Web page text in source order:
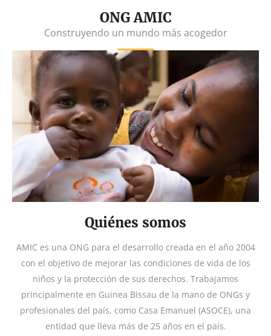
ONG AMIC
Construyendo un mundo más acogedor
Quiénes somos
AMIC es una ONG para el desarrollo creada en el año 2004
con el objetivo de mejorar las condiciones de vida de los
niños y la protección de sus derechos. Trabajamos
principalmente en Guinea Bissau de la mano de ONGs y
profesionales del país, como Casa Emanuel (ASOCE), una
entidad que lleva más de 25 años en el país.